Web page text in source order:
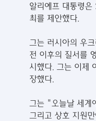
알리예프 대통령
최를 제안했다.
그는 러시아의 우
전 이후의 질서를
시했다. 그는 이제
장했다.
그는 "오늘날 세계
그리고 상호 지원